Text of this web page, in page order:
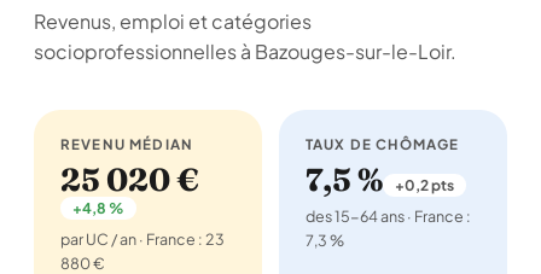
Revenus, emploi et catégories
socioprofessionnelles à Bazouges-sur-le-Loir.
REVENU MÉDIAN
25 020 €
+4,8 %
par UC / an · France : 23
880 €
TAUX DE CHÔMAGE
7,5 % +0,2 pts
des 15-64 ans · France :
7,3 %